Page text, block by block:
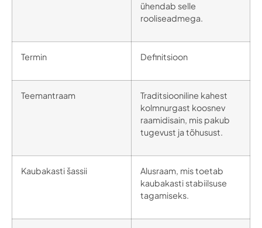
ühendab selle
rooliseadmega.
Termin Definitsioon
Teemantraam
Traditsiooniline kahest
kolmnurgast koosnev
raamidisain, mis pakub
tugevust ja tõhusust.
Kaubakasti šassii
Alusraam, mis toetab
kaubakasti stabiilsuse
tagamiseks.